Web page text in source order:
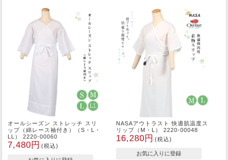
オールシーズン ストレッチ スリ
ップ（綿レース袖付き）（S・L・
LL） 2220-00060
7,480円 (税込)
NASAアウトラスト 快適肌温度ス
リップ（M・L） 2220-00048
16,280円 (税込)